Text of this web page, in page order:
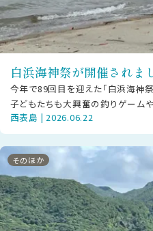
白浜海神祭が開催されま
今年で89回目を迎えた「白浜海神
子どもたちも大興奮の釣りゲーム
会など大人も子どもも楽しいひ
西表島 | 2026.06.22
そのほか